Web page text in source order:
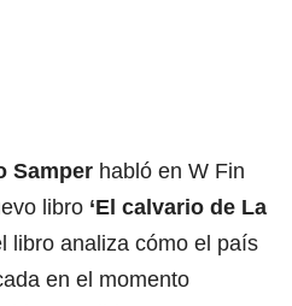
Samper habló en W Fin
libro ‘El calvario de La
libro analiza cómo el país
en el momento